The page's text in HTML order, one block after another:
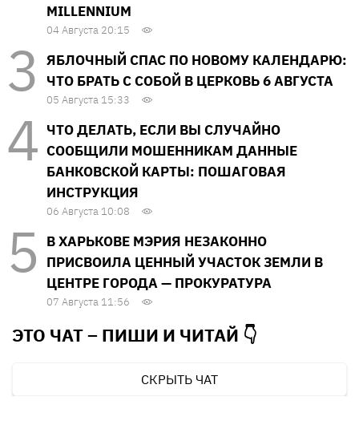
MILLENNIUM
04 Августа 20:15
ЯБЛОЧНЫЙ СПАС ПО НОВОМУ КАЛЕНДАРЮ:
ЧТО БРАТЬ С СОБОЙ В ЦЕРКОВЬ 6 АВГУСТА
05 Августа 15:33
ЧТО ДЕЛАТЬ, ЕСЛИ ВЫ СЛУЧАЙНО
СООБЩИЛИ МОШЕННИКАМ ДАННЫЕ
БАНКОВСКОЙ КАРТЫ: ПОШАГОВАЯ
ИНСТРУКЦИЯ
06 Августа 10:08
В ХАРЬКОВЕ МЭРИЯ НЕЗАКОННО
ПРИСВОИЛА ЦЕННЫЙ УЧАСТОК ЗЕМЛИ В
ЦЕНТРЕ ГОРОДА — ПРОКУРАТУРА
07 Августа 11:56
ЭТО ЧАТ – ПИШИ И ЧИТАЙ 👇
СКРЫТЬ ЧАТ